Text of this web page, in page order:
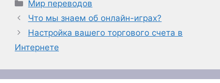
Мир переводов
Что мы знаем об онлайн-играх?
Настройка вашего торгового счета в
Интернете